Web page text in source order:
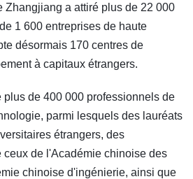
Zhangjiang a attiré plus de 22 000
1 600 entreprises de haute
désormais 170 centres de
à capitaux étrangers.
plus de 400 000 professionnels de
parmi lesquels des lauréats
étrangers, des
de l'Académie chinoise des
chinoise d'ingénierie, ainsi que